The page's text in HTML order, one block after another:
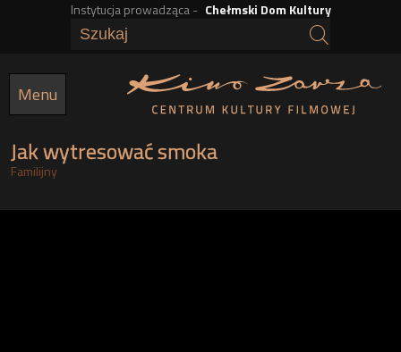
Przejdź
treści
Instytucja prowadząca - Chełmski Dom Kultury
Menu
Jak wytresować smoka
Familijny